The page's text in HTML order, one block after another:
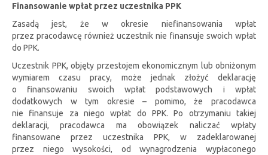
Finansowanie wpłat przez uczestnika PPK
Zasadą jest, że w okresie niefinansowania wpłat
przez pracodawcę również uczestnik nie finansuje swoich wpłat
do PPK.
Uczestnik PPK, objęty przestojem ekonomicznym lub obniżonym
wymiarem czasu pracy, może jednak złożyć deklarację
o finansowaniu swoich wpłat podstawowych i wpłat
dodatkowych w tym okresie – pomimo, że pracodawca
nie finansuje za niego wpłat do PPK. Po otrzymaniu takiej
deklaracji, pracodawca ma obowiązek naliczać wpłaty
finansowane przez uczestnika PPK, w zadeklarowanej
przez niego wysokości, od wynagrodzenia wypłaconego